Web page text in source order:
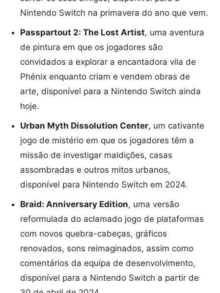
Nintendo Switch na primavera do ano que vem.
Passpartout 2: The Lost Artist, uma aventura
de pintura em que os jogadores são
convidados a explorar a encantadora vila de
Phénix enquanto criam e vendem obras de
arte, disponível para a Nintendo Switch ainda
hoje.
Urban Myth Dissolution Center, um cativante
jogo de mistério em que os jogadores têm a
missão de investigar maldições, casas
assombradas e outros mitos urbanos,
disponível para Nintendo Switch em 2024.
Braid: Anniversary Edition, uma versão
reformulada do aclamado jogo de plataformas
com novos quebra-cabeças, gráficos
renovados, sons reimaginados, assim como
comentários da equipa de desenvolvimento,
disponível para a Nintendo Switch a partir de